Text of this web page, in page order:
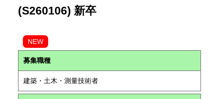
(S260106) 新卒
NEW
募集職種
建築・土木・測量技術者